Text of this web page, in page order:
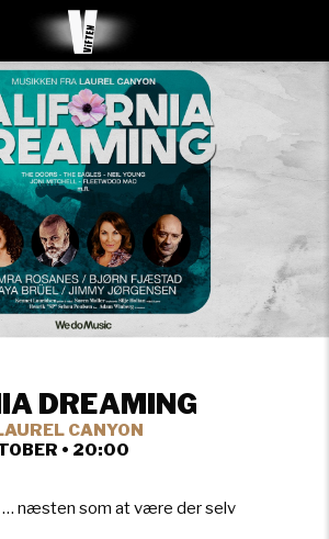
DREAMING
CANYON
• 20:00
… næsten som at være der selv